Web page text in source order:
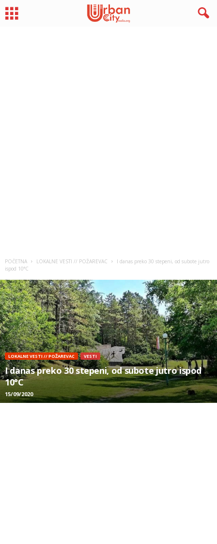
POČETNA LOKALNE VESTI // POŽAREVAC
I danas preko 30 stepeni, od subote jutro
ispod 10°C
LOKALNE VESTI // POŽAREVAC VESTI
I danas preko 30 stepeni, od subote jutro ispod
10°C
15/09/2020